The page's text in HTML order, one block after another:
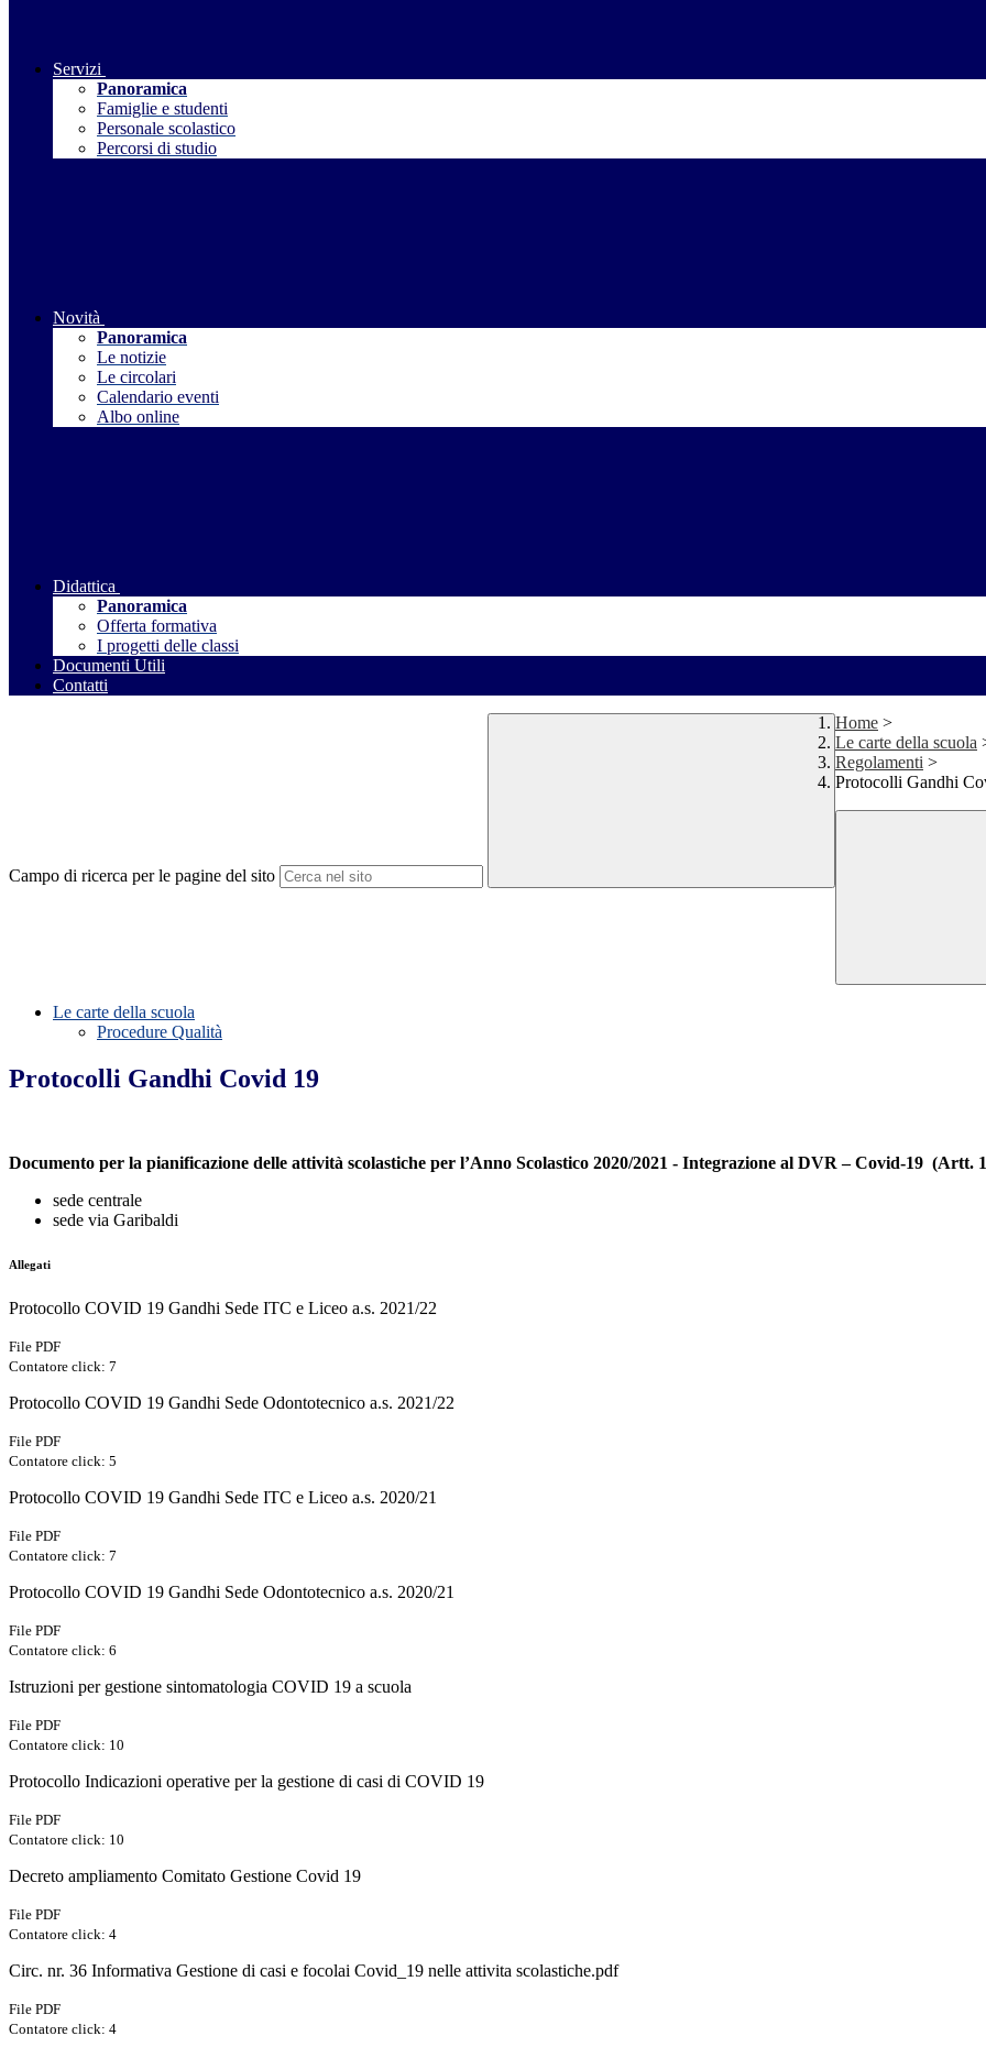
Servizi
Panoramica
Famiglie e studenti
Personale scolastico
Percorsi di studio
Novità
Panoramica
Le notizie
Le circolari
Calendario eventi
Albo online
Didattica
Panoramica
Offerta formativa
I progetti delle classi
Documenti Utili
Contatti
Campo di ricerca per le pagine del sito
Home >
Le carte della scuola
Regolamenti >
Protocolli Gandhi
Le carte della scuola
Procedure Qualità
Protocolli Gandhi Covid 19
Documento per la pianificazione delle attività scolastiche per l’Anno Scolastico 2020/2021 - Integrazione al DVR – Covid-19 (Artt.
sede centrale
sede via Garibaldi
Allegati
Protocollo COVID 19 Gandhi Sede ITC e Liceo a.s. 2021/22
File PDF
Contatore click: 7
Protocollo COVID 19 Gandhi Sede Odontotecnico a.s. 2021/22
File PDF
Contatore click: 5
Protocollo COVID 19 Gandhi Sede ITC e Liceo a.s. 2020/21
File PDF
Contatore click: 7
Protocollo COVID 19 Gandhi Sede Odontotecnico a.s. 2020/21
File PDF
Contatore click: 6
Istruzioni per gestione sintomatologia COVID 19 a scuola
File PDF
Contatore click: 10
Protocollo Indicazioni operative per la gestione di casi di COVID 19
File PDF
Contatore click: 10
Decreto ampliamento Comitato Gestione Covid 19
File PDF
Contatore click: 4
Circ. nr. 36 Informativa Gestione di casi e focolai Covid_19 nelle attivita scolastiche.pdf
File PDF
Contatore click: 4